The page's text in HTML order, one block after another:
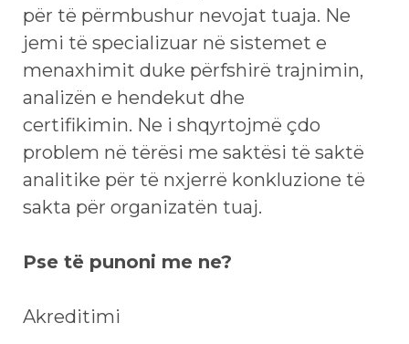
për të përmbushur nevojat tuaja. Ne
jemi të specializuar në sistemet e
menaxhimit duke përfshirë trajnimin,
analizën e hendekut dhe
certifikimin. Ne i shqyrtojmë çdo
problem në tërësi me saktësi të saktë
analitike për të nxjerrë konkluzione të
sakta për organizatën tuaj.
Pse të punoni me ne?
Akreditimi